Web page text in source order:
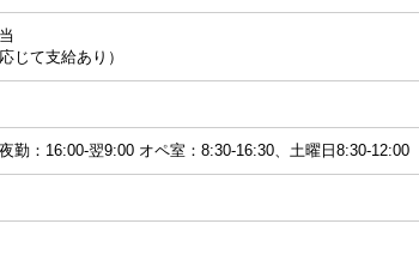
じて支給あり）
勤：16:00-翌9:00 オペ室：8:30-16:30、土曜日8:30-12:00